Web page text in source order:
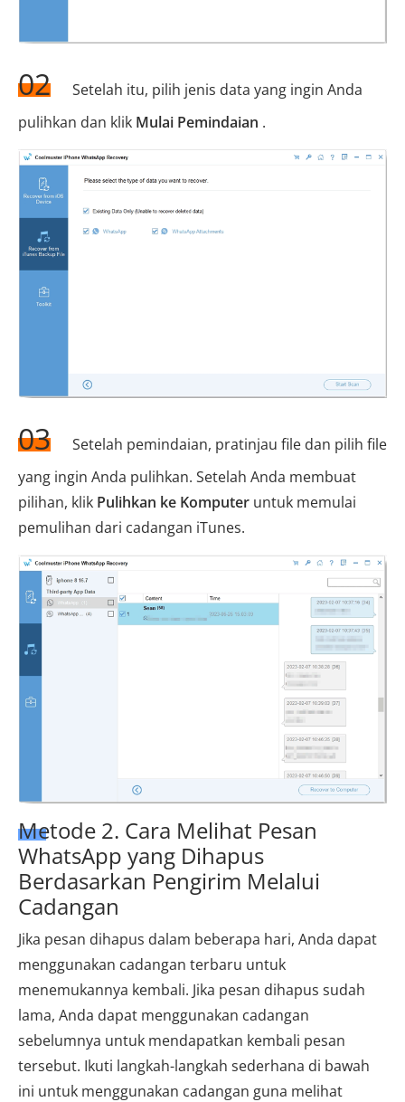
02
Setelah itu, pilih jenis data yang ingin Anda
pulihkan dan klik Mulai Pemindaian .
03
Setelah pemindaian, pratinjau file dan pilih file
yang ingin Anda pulihkan. Setelah Anda membuat
pilihan, klik Pulihkan ke Komputer untuk memulai
pemulihan dari cadangan iTunes.
Metode 2. Cara Melihat Pesan
WhatsApp yang Dihapus
Berdasarkan Pengirim Melalui
Cadangan
Jika pesan dihapus dalam beberapa hari, Anda dapat
menggunakan cadangan terbaru untuk
menemukannya kembali. Jika pesan dihapus sudah
lama, Anda dapat menggunakan cadangan
sebelumnya untuk mendapatkan kembali pesan
tersebut. Ikuti langkah-langkah sederhana di bawah
ini untuk menggunakan cadangan guna melihat